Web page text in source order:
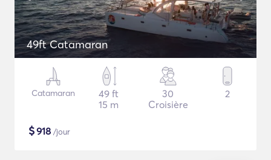
49ft Catamaran
Catamaran
49 ft
15 m
30
Croisière
2
$918 /jour